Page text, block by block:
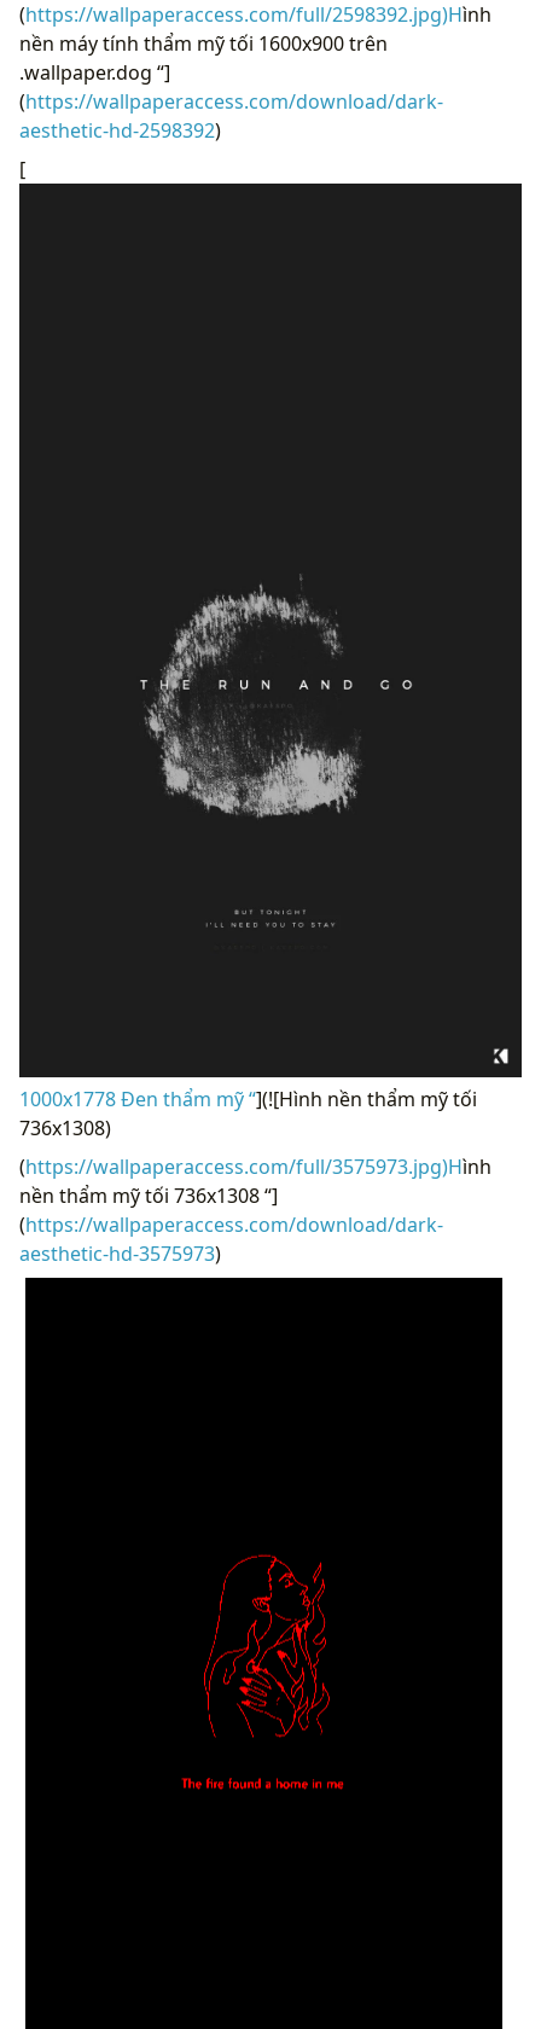
(https://wallpaperaccess.com/full/2598392.jpg)Hình
nền máy tính thẩm mỹ tối 1600x900 trên
.wallpaper.dog “]
(https://wallpaperaccess.com/download/dark-
aesthetic-hd-2598392)
[
1000x1778 Đen thẩm mỹ “](![Hình nền thẩm mỹ tối
736x1308)
(https://wallpaperaccess.com/full/3575973.jpg)Hình
nền thẩm mỹ tối 736x1308 “]
(https://wallpaperaccess.com/download/dark-
aesthetic-hd-3575973)